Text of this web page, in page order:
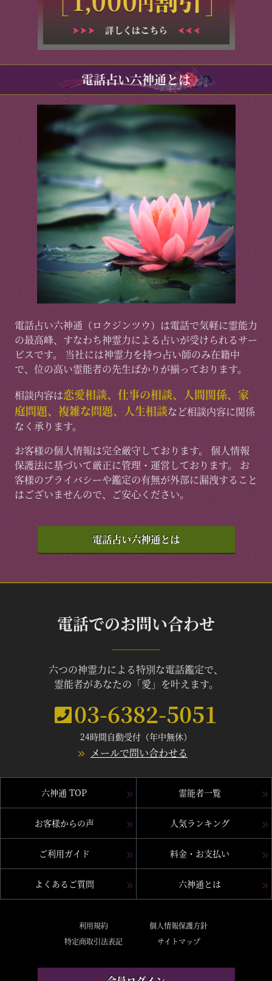
電話占い六神通とは
電話占い六神通（ロクジンツウ）は電話で気軽に霊能力
の最高峰、すなわち神霊力による占いが受けられるサー
ビスです。 当社には神霊力を持つ占い師のみ在籍中
で、位の高い霊能者の先生ばかりが揃っております。
相談内容は恋愛相談、仕事の相談、人間関係、家
庭問題、複雑な問題、人生相談など相談内容に関係
なく承ります。
お客様の個人情報は完全厳守しております。 個人情報
保護法に基づいて厳正に管理・運営しております。 お
客様のプライバシーや鑑定の有無が外部に漏洩すること
はございませんので、ご安心ください。
電話占い六神通とは
電話でのお問い合わせ
六つの神霊力による特別な電話鑑定で、
霊能者があなたの「愛」を叶えます。
03-6382-5051
24時間自動受付（年中無休）
メールで問い合わせる
六神通 TOP 霊能者一覧
お客様からの声 人気ランキング
ご利用ガイド 料金・お支払い
よくあるご質問 六神通とは
利用規約
特定商取引法表記
個人情報保護方針
サイトマップ